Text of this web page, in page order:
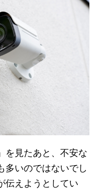
を見たあと、不安な
多いのではないでし
伝えようとしてい